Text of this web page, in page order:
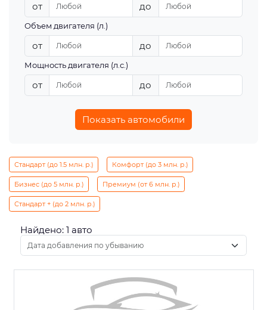
от до
Объем двигателя (л.)
от до
Мощность двигателя (л.с.)
от до
Показать автомобили
Стандарт (до 1.5 млн. р.) Комфорт (до 3 млн. р.)
Бизнес (до 5 млн. р.) Премиум (от 6 млн. р.)
Стандарт + (до 2 млн. р.)
Найдено: 1 авто